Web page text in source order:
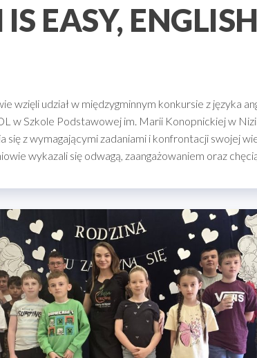
EASY,
wzięli udział w międzygminnym konkursie z języka
w Szkole Podstawowej im. Marii Konopnickiej w
się z wymagającymi zadaniami i konfrontacji swojej
wykazali się odwagą, zaangażowaniem oraz